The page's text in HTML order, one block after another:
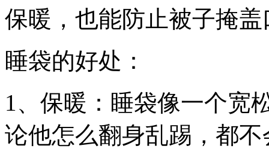
保暖，也能防止被子掩
睡袋的好处：
1、保暖：睡袋像一个宽
论他怎么翻身乱踢，都